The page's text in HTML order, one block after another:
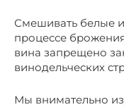
Смешивать белые
процессе
вина запрещено
винодельческих
Мы внимательно